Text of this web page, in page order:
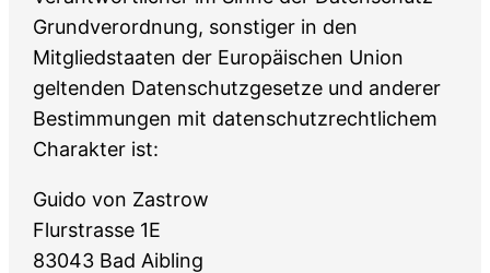
Grundverordnung, sonstiger in den
Mitgliedstaaten der Europäischen Union
geltenden Datenschutzgesetze und anderer
Bestimmungen mit datenschutzrechtlichem
Charakter ist:
Guido von Zastrow
Flurstrasse 1E
83043 Bad Aibling